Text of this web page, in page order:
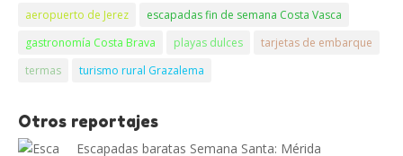
aeropuerto de Jerez
escapadas fin de semana Costa Vasca
gastronomía Costa Brava
playas dulces
tarjetas de embarque
termas
turismo rural Grazalema
Otros reportajes
Escapadas baratas Semana Santa: Mérida